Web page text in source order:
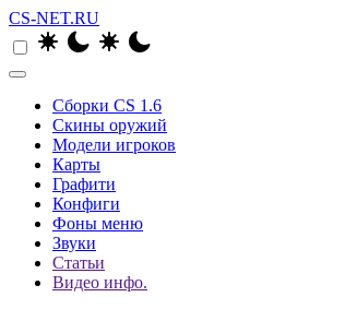
CS-NET.RU
Сборки CS 1.6
Скины оружий
Модели игроков
Карты
Графити
Конфиги
Фоны меню
Звуки
Статьи
Видео инфо.